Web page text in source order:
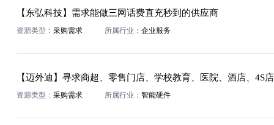
【东弘科技】需求能做三网话费直充秒到的供应商
资源类型： 采购需求 所属行业： 企业服务
【迈外迪】寻求商超、零售门店、学校教育、医院、酒店、4S
资源类型： 采购需求 所属行业： 智能硬件